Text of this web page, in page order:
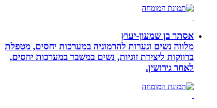
אסתר בן שמעון-יעוץ
מלווה נשים ונערות להרמוניה במערכות יחסים, מטפלת
ברווקות ליצירת זוגיות, נשים במשבר במערכות יחסים,
לאחר גירושין.